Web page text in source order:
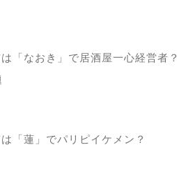
「なおき」で居酒屋一心経営者？
「蓮」でパリピイケメン？